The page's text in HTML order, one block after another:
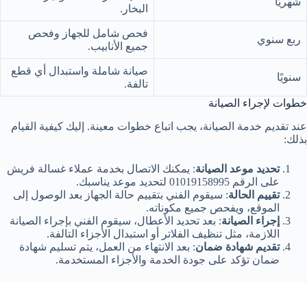
البخار.
ربع سنوي
فحص شامل للجهاز وفحص
جميع الأنابيب.
سنويًا
صيانة شاملة واستبدال أي قطع
تالفة.
خطوات لإجراء الصيانة
عند تقديم خدمة الصيانة، يجب اتباع خطوات معينة. إليك كيفية القيام
بذلك:
تحديد موعد الصيانة: يمكنك الاتصال بخدمة عملاء غسالة فريش
على الرقم 01019158995 لتحديد موعد يناسبك.
تقييم الحالة: سيقوم الفني بتقييم حالة الجهاز بعد الوصول إلى
الموقع، ويفحص جميع مكوناته.
إجراء الصيانة: بعد تحديد الأعطال، سيقوم الفني بإجراء الصيانة
اللازمة، مثل تنظيف الفلاتر أو استبدال الأجزاء التالفة.
تقديم شهادة ضمان: بعد الانتهاء من العمل، يتم تسليم شهادة
ضمان تؤكد على جودة الخدمة والأجزاء المستخدمة.